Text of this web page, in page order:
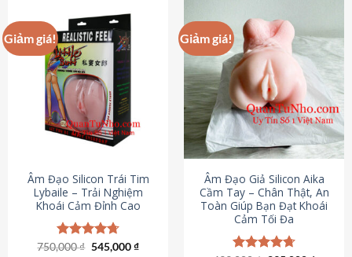
Giảm giá!
Âm Đạo Silicon Trái Tim
Lybaile – Trải Nghiệm
Khoái Cảm Đỉnh Cao
Được xếp
750,000₫ Giá
545,000₫Giá
Giảm giá!
Âm Đạo Giả Silicon Aika
Cầm Tay – Chân Thật, An
Toàn Giúp Bạn Đạt Khoái
Cảm Tối Đa